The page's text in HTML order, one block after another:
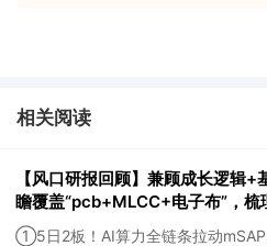
相关阅读
【风口研报回顾】兼顾成长逻辑
瞻覆盖“pcb+MLCC+电子布”，梳
跳”
①5日2板！AI算力全链条拉动